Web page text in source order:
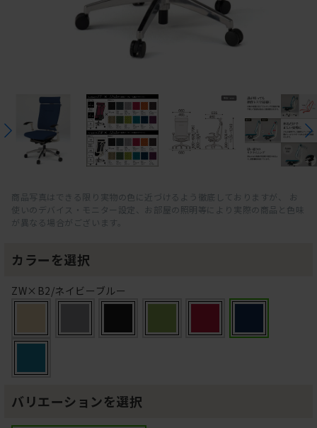
商品写真はできる限り実物の色に近づけるよう徹底しておりますが、 お
使いのデバイス・モニター設定、お部屋の照明等により実際の商品と色味
が異なる場合がございます。
カラーを選択
ZW×B2/ネイビーブルー
バリエーションを選択